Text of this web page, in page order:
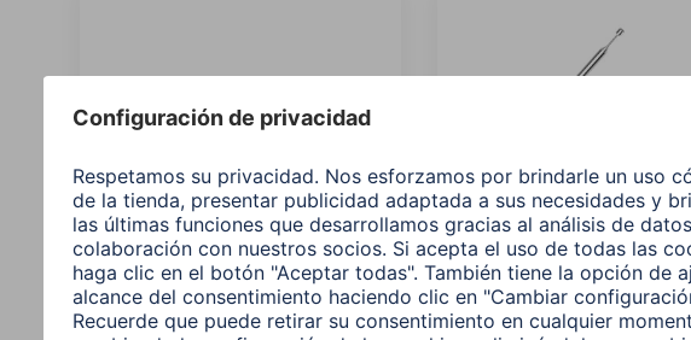
Hama Radio digital
Hama Hama Radio